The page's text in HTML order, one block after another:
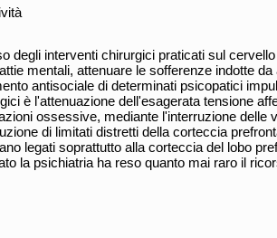
degli interventi chirurgici praticati sul
mentali, attenuare le sofferenze indotte
antisociale di determinati psicopatici
è l'attenuazione dell'esagerata tensione
ossessive, mediante l'interruzione delle
di limitati distretti della corteccia
legati soprattutto alla corteccia del lobo
la psichiatria ha reso quanto mai raro il